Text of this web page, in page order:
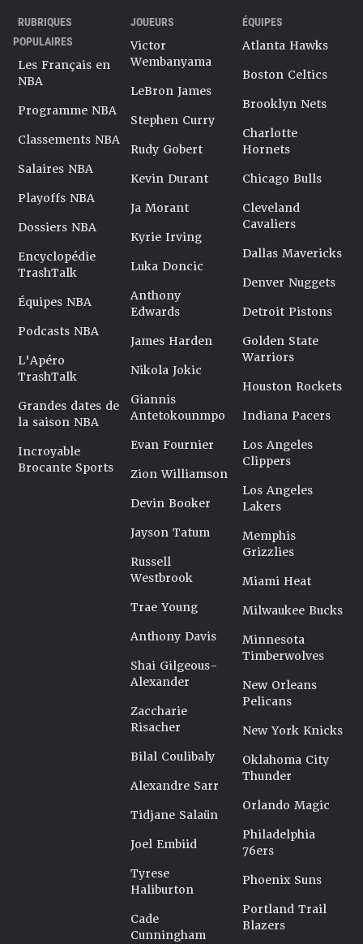
RUBRIQUES
POPULAIRES
Les Français en
NBA
Programme NBA
Classements NBA
Salaires NBA
Playoffs NBA
Dossiers NBA
Encyclopédie
TrashTalk
Équipes NBA
Podcasts NBA
L'Apéro
TrashTalk
Grandes dates de
la saison NBA
Incroyable
Brocante Sports
JOUEURS
Victor
Wembanyama
LeBron James
Stephen Curry
Rudy Gobert
Kevin Durant
Ja Morant
Kyrie Irving
Luka Doncic
Anthony
Edwards
James Harden
Nikola Jokic
Giannis
Antetokounmpo
Evan Fournier
Zion Williamson
Devin Booker
Jayson Tatum
Russell
Westbrook
Trae Young
Anthony Davis
Shai Gilgeous-
Alexander
Zaccharie
Risacher
Bilal Coulibaly
Alexandre Sarr
Tidjane Salaün
Joel Embiid
Tyrese
Haliburton
Cade
Cunningham
ÉQUIPES
Atlanta Hawks
Boston Celtics
Brooklyn Nets
Charlotte
Hornets
Chicago Bulls
Cleveland
Cavaliers
Dallas Mavericks
Denver Nuggets
Detroit Pistons
Golden State
Warriors
Houston Rockets
Indiana Pacers
Los Angeles
Clippers
Los Angeles
Lakers
Memphis
Grizzlies
Miami Heat
Milwaukee Bucks
Minnesota
Timberwolves
New Orleans
Pelicans
New York Knicks
Oklahoma City
Thunder
Orlando Magic
Philadelphia
76ers
Phoenix Suns
Portland Trail
Blazers